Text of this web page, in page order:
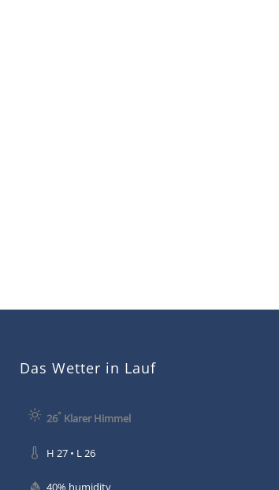
Das Wetter in Lauf
26° Klarer Himmel
H 27 • L 26
40% humidity